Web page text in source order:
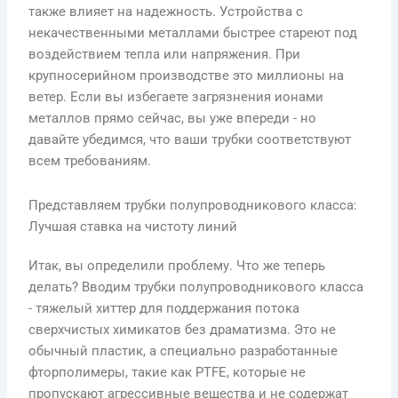
также влияет на надежность. Устройства с
некачественными металлами быстрее стареют под
воздействием тепла или напряжения. При
крупносерийном производстве это миллионы на
ветер. Если вы избегаете загрязнения ионами
металлов прямо сейчас, вы уже впереди - но
давайте убедимся, что ваши трубки соответствуют
всем требованиям.
Представляем трубки полупроводникового класса:
Лучшая ставка на чистоту линий
Итак, вы определили проблему. Что же теперь
делать? Вводим трубки полупроводникового класса
- тяжелый хиттер для поддержания потока
сверхчистых химикатов без драматизма. Это не
обычный пластик, а специально разработанные
фторполимеры, такие как PTFE, которые не
пропускают агрессивные вещества и не содержат